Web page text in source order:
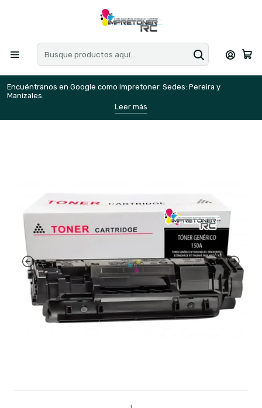
Encuéntranos en Google como Impretoner. Sedes: Pereira y
Manizales.
Leer más